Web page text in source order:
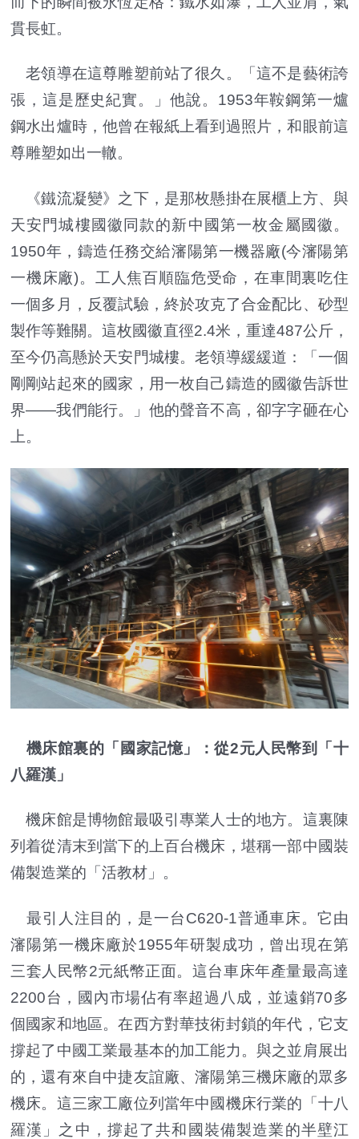
貫長虹。
老領導在這尊雕塑前站了很久。「這不是藝術誇
張，這是歷史紀實。」他說。1953年鞍鋼第一爐
鋼水出爐時，他曾在報紙上看到過照片，和眼前這
尊雕塑如出一轍。
《鐵流凝變》之下，是那枚懸掛在展櫃上方、與
天安門城樓國徽同款的新中國第一枚金屬國徽。
1950年，鑄造任務交給瀋陽第一機器廠(今瀋陽第
一機床廠)。工人焦百順臨危受命，在車間裏吃住
一個多月，反覆試驗，終於攻克了合金配比、砂型
製作等難關。這枚國徽直徑2.4米，重達487公斤，
至今仍高懸於天安門城樓。老領導緩緩道：「一個
剛剛站起來的國家，用一枚自己鑄造的國徽告訴世
界——我們能行。」他的聲音不高，卻字字砸在心
上。
機床館裏的「國家記憶」：從2元人民幣到「十
八羅漢」
機床館是博物館最吸引專業人士的地方。這裏陳
列着從清末到當下的上百台機床，堪稱一部中國裝
備製造業的「活教材」。
最引人注目的，是一台C620-1普通車床。它由
瀋陽第一機床廠於1955年研製成功，曾出現在第
三套人民幣2元紙幣正面。這台車床年產量最高達
2200台，國內市場佔有率超過八成，並遠銷70多
個國家和地區。在西方對華技術封鎖的年代，它支
撐起了中國工業最基本的加工能力。與之並肩展出
的，還有來自中捷友誼廠、瀋陽第三機床廠的眾多
機床。這三家工廠位列當年中國機床行業的「十八
羅漢」之中，撐起了共和國裝備製造業的半壁江